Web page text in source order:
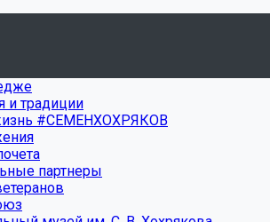
и традиции
#СЕМЕНХОХРЯКОВ
партнеры